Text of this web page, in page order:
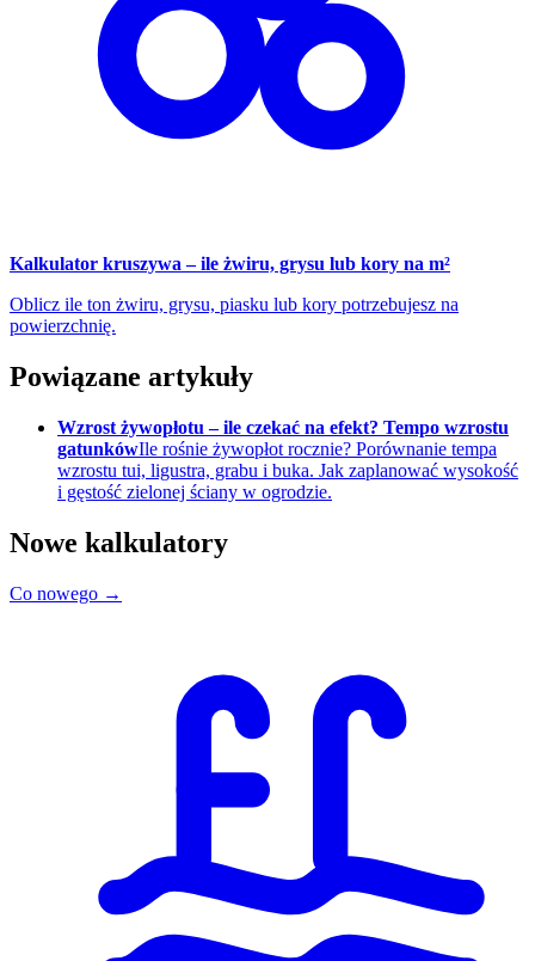
Kalkulator kruszywa – ile żwiru, grysu lub kory na m²
Oblicz ile ton żwiru, grysu, piasku lub kory potrzebujesz na
powierzchnię.
Powiązane artykuły
Wzrost żywopłotu – ile czekać na efekt? Tempo wzrostu
gatunkówIle rośnie żywopłot rocznie? Porównanie tempa
wzrostu tui, ligustra, grabu i buka. Jak zaplanować wysokość
i gęstość zielonej ściany w ogrodzie.
Nowe kalkulatory
Co nowego →